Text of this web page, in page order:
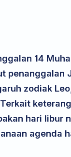
14
penanggalan
zodiak
hari libur
agenda